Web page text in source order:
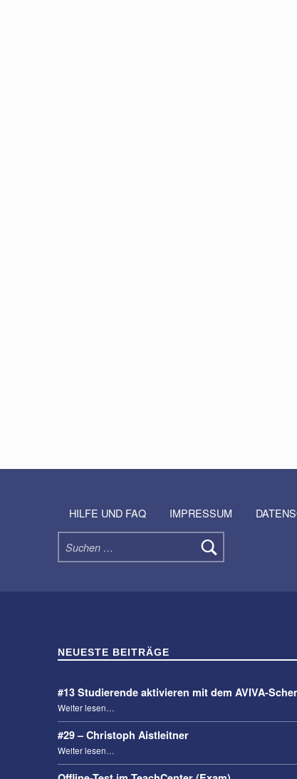
Skip back to navigation
HILFE UND FAQ IMPRESSUM
Suchen nach:
NEUESTE BEITRÄGE
#13 Studierende aktivieren mit dem AVIVA-
Weiter lesen“#13 Studierende aktivieren mit dem AVIVA-Schema”
…
#29 – Christoph Aistleitner
Weiter lesen…